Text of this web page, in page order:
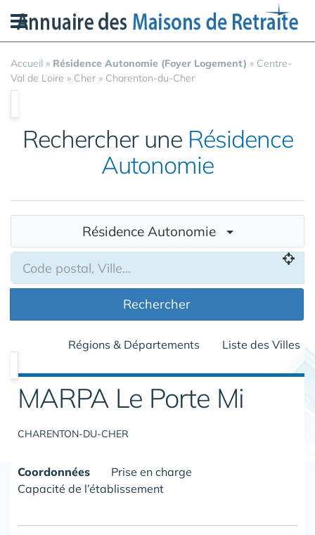
Accueil » Résidence Autonomie (Foyer Logement) » Centre-
Val de Loire » Cher » Charenton-du-Cher
Rechercher une Résidence
Autonomie
Résidence Autonomie
Rechercher
Régions & Départements Liste des Villes
MARPA Le Porte Mi
CHARENTON-DU-CHER
Coordonnées
Prise en charge
Capacité de l’établissement